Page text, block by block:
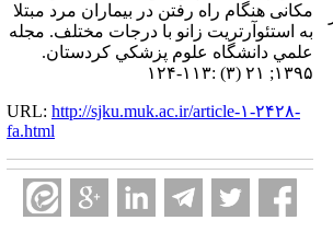
مکانی هنگام راه رفتن در بیماران مرد مبتلا
به استئوآرتریت زانو با درجات مختلف. مجله
علمي دانشگاه علوم پزشكي كردستان.
۱۳۹۵; ۲۱ (۳) :۱۱۳-۱۲۴
URL: http://sjku.muk.ac.ir/article-۱-۲۴۲۸-
fa.html